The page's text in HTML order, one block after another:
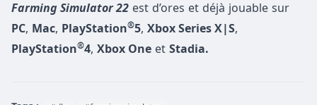
Farming Simulator 22 est d’ores et déjà jouable sur
PC, Mac, PlayStation®5, Xbox Series X|S,
PlayStation®4, Xbox One et Stadia.